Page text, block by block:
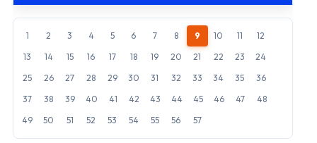
1 2 3 4 5 6 7 8 9 10 11
12
13
14 15 16 17 18 19 20 21 22 23
24
25
26 27 28 29 30 31 32 33 34 35
36
37
38 39 40 41 42 43 44 45 46 47
48
49
50 51 52 53 54 55 56 57
Norma
Penny Market Tesco
Bydlení, zahrada
Drogerie, kosmetika
Elektro
Nábytek